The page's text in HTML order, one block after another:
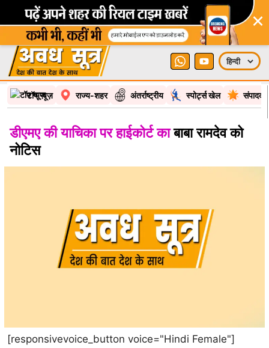
×
टॉप न्यूज़ राज्य-शहर अंतर्राष्ट्रीय स्पोर्ट्स खेल
डीएमए की याचिका पर हाईकोर्ट काबाबा रामदेव को
नोटिस
[responsivevoice_button voice="Hindi Female"]